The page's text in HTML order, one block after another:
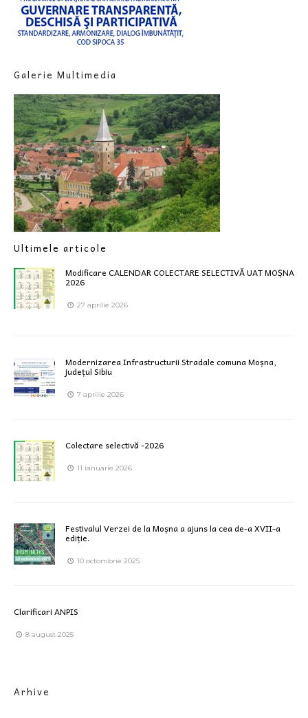
Galerie Multimedia
Ultimele articole
Modificare CALENDAR COLECTARE SELECTIVĂ UAT MOȘNA
2026
27 aprilie 2026
Modernizarea Infrastructurii Stradale comuna Moșna,
județul Sibiu
7 aprilie 2026
Colectare selectivă -2026
11 ianuarie 2026
Festivalul Verzei de la Moșna a ajuns la cea de-a XVII-a
ediție.
10 octombrie 2025
Clarificari ANPIS
8 august 2025
Arhive